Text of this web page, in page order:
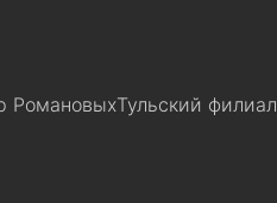
РомановыхТульский филиал